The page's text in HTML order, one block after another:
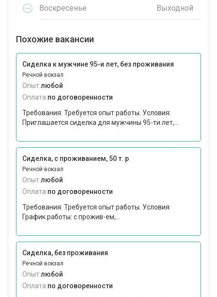
Воскресенье Выходной
Похожие вакансии
Сиделка к мужчине 95-и лет, без проживания
Речной вокзал
Опыт:любой
Оплата:по договоренности
Требования: Требуется опыт работы. Условия:
Приглашается сиделка для мужчины 95-ти лет,...
Сиделка, с проживанием, 50 т. р
Речной вокзал
Опыт:любой
Оплата:по договоренности
Требования: Требуется опыт работы. Условия:
График работы: с прожив-ем,...
Сиделка, без проживания
Речной вокзал
Опыт:любой
Оплата:по договоренности